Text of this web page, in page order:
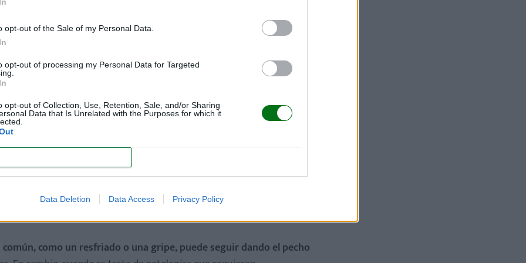
opt-out of the Sale of my Personal Data.
opt-out of processing my Personal Data for Targeted
opt-out of Collection, Use, Retention, Sale, and/or Sharing
Data that Is Unrelated with the Purposes for which it
Data Deletion Data Access Privacy Policy
es uno de los grandes falsos mitos de la lactancia. Cabe destacar, según
una producción insuficiente de leche para mantener unalactancia
que dan el pecho. Sin embargo, sí es cierto que algunos
un rechazo por parte del bebé. Según Alba Padró, aunque
alimentación casi no influye en la producción de leche (solamente en
a la leche
como un resfriado o una gripe, puede seguir dando el pecho